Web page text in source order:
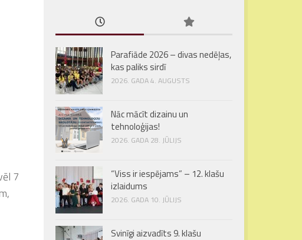
7
Parafiāde 2026 – divas nedēļas,
kas paliks sirdī
2026. GADA 4. AUGUSTS
Nāc mācīt dizainu un
tehnoloģijas!
2026. GADA 28. JŪLIJS
“Viss ir iespējams” – 12. klašu
izlaidums
2026. GADA 10. JŪLIJS
Svinīgi aizvadīts 9. klašu